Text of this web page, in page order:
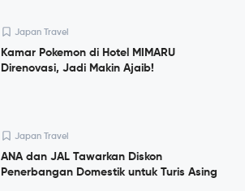
Japan Travel
Kamar Pokemon di Hotel MIMARU
Direnovasi, Jadi Makin Ajaib!
Japan Travel
ANA dan JAL Tawarkan Diskon
Penerbangan Domestik untuk Turis Asing